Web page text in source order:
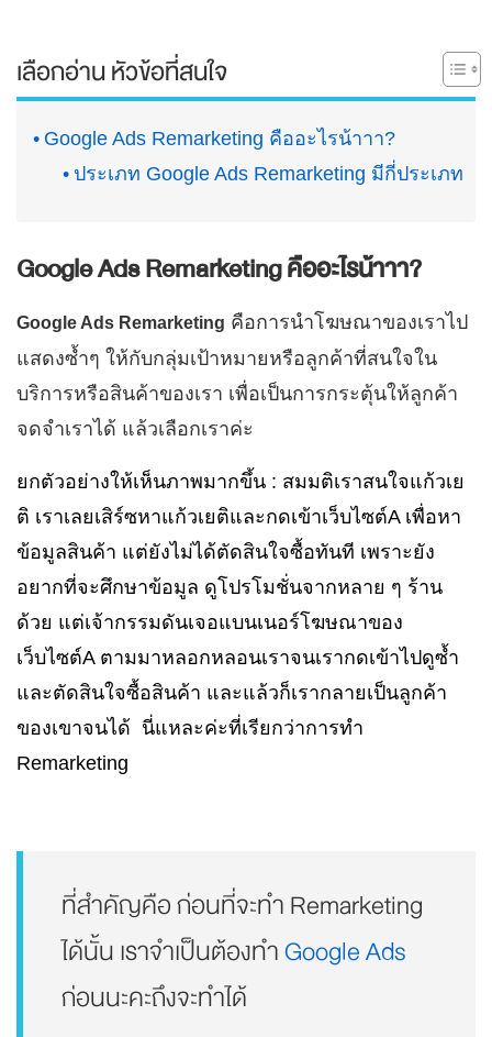
เลือกอ่าน หัวข้อที่สนใจ
Google Ads Remarketing คืออะไรน้าาา?
ประเภท Google Ads Remarketing มีกี่ประเภท
Google Ads Remarketingคืออะไรน้าาา?
Google Ads Remarketing คือการนำโฆษณาของเราไป
แสดงซ้ำๆ ให้กับกลุ่มเป้าหมายหรือลูกค้าที่สนใจใน
บริการหรือสินค้าของเรา เพื่อเป็นการกระตุ้นให้ลูกค้า
จดจำเราได้ แล้วเลือกเราค่ะ
ยกตัวอย่างให้เห็นภาพมากขึ้น : สมมติเราสนใจแก้วเย
ติ เราเลยเสิร์ซหาแก้วเยติและกดเข้าเว็บไซต์A เพื่อหา
ข้อมูลสินค้า แต่ยังไม่ได้ตัดสินใจซื้อทันที เพราะยัง
อยากที่จะศึกษาข้อมูล ดูโปรโมชั่นจากหลาย ๆ ร้าน
ด้วย แต่เจ้ากรรมดันเจอแบนเนอร์โฆษณาของ
เว็บไซต์A ตามมาหลอกหลอนเราจนเรากดเข้าไปดูซ้ำ
และตัดสินใจซื้อสินค้า และแล้วก็เรากลายเป็นลูกค้า
ของเขาจนได้ นี่แหละค่ะที่เรียกว่าการทำ
Remarketing
ที่สำคัญคือ ก่อนที่จะทำ Remarketing
ได้นั้น เราจำเป็นต้องทำGoogle Ads
ก่อนนะคะถึงจะทำได้